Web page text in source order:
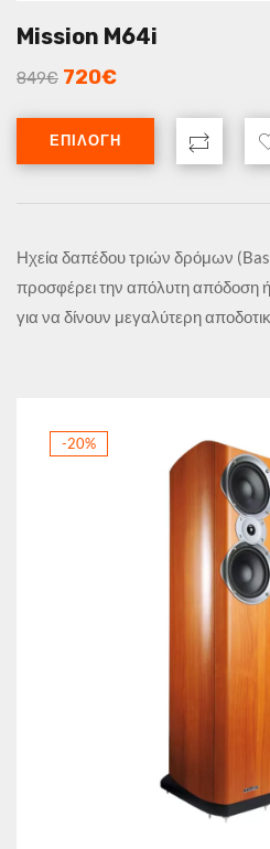
Mission M64i
849€ 720€
ΕΠΙΛΟΓΉ
Ηχεία δαπέδου τριών δρόμων
προσφέρει την απόλυτη απόδοση
για να δίνουν μεγαλύτερη
-20%